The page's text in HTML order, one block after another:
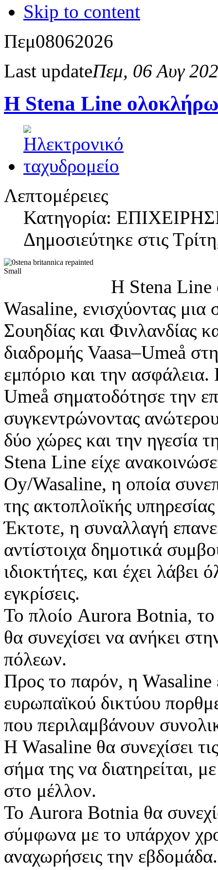
Skip to content
Πεμ08062026
Last updateΠεμ, 06 Αυγ
Η Stena Line
Λεπτομέρειες
Κατηγορία:
Δημοσιεύτηκε στις
Η Stena Line
Wasaline, ενισχύοντας μια
Σουηδίας και Φινλανδίας
διαδρομής Vaasa–Umeå
εμπόριο και την
Umeå σηματοδότησε την
συγκεντρώνοντας
δύο χώρες και την ηγεσία
Stena Line είχε
Oy/Wasaline, η οποία
της ακτοπλοϊκής
Έκτοτε, η συναλλαγή
αντίστοιχα δημοτικά
ιδιοκτήτες, και έχει λάβει
εγκρίσεις.
Το πλοίο Aurora Botnia, το
θα συνεχίσει να ανήκει
πόλεων.
Προς το παρόν, η Wasaline
ευρωπαϊκού δικτύου
που περιλαμβάνουν
Η Wasaline θα συνεχίσει
σήμα της να διατηρείται,
στο μέλλον.
Το Aurora Botnia θα
σύμφωνα με το υπάρχον
αναχωρήσεις την εβδομάδα.